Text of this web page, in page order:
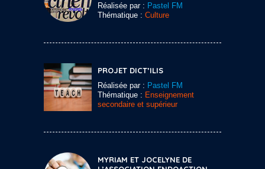
Réalisée par : Pastel FM
Thématique : Culture
PROJET DICT’ILIS
Réalisée par : Pastel FM
Thématique : Enseignement
secondaire et supérieur
MYRIAM ET JOCELYNE DE